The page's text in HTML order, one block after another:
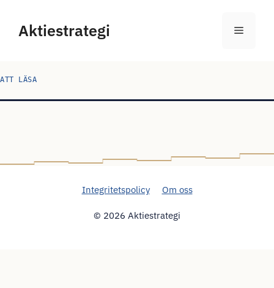
Aktiestrategi Meny
ATT LÄSA
Integritetspolicy Om oss
© 2026 Aktiestrategi